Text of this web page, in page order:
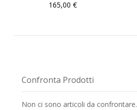
165,00 €
Confronta Prodotti
Non ci sono articoli da confrontare.